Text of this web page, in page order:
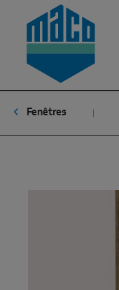
Zum Inhalt
Zum Inhaltsverzeichnis
Zur Hautpnavigation
Fenêtres